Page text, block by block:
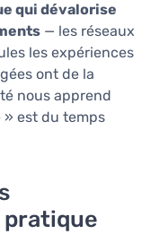
qui dévalorise
— les réseaux
les expériences
ont de la
nous apprend
» est du temps
pratique